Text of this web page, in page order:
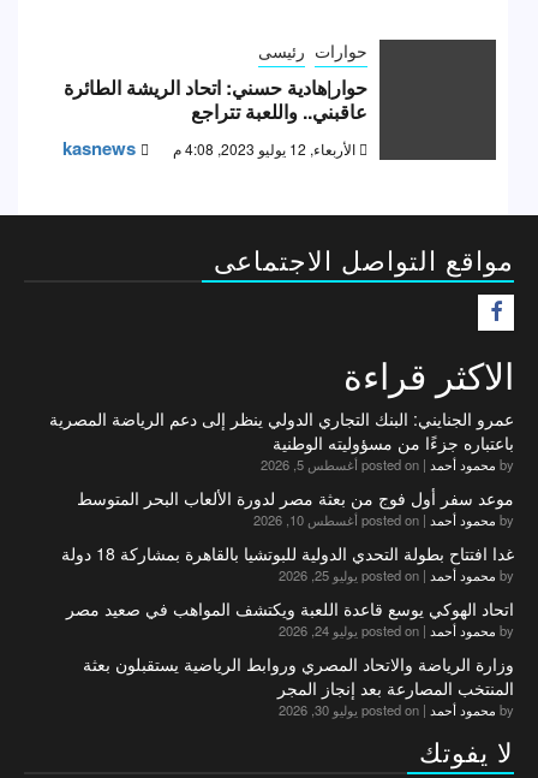
حوارات رئيسى
حوار|هادية حسني: اتحاد الريشة الطائرة
عاقبني.. واللعبة تتراجع
الأربعاء, 12 يوليو 2023, 4:08 م kasnews
مواقع التواصل الاجتماعى
الاكثر قراءة
عمرو الجنايني: البنك التجاري الدولي ينظر إلى دعم الرياضة المصرية
باعتباره جزءًا من مسؤوليته الوطنية
by محمود أحمد | posted on أغسطس 5, 2026
موعد سفر أول فوج من بعثة مصر لدورة الألعاب البحر المتوسط
by محمود أحمد | posted on أغسطس 10, 2026
غدا افتتاح بطولة التحدي الدولية للبوتشيا بالقاهرة بمشاركة 18 دولة
by محمود أحمد | posted on يوليو 25, 2026
اتحاد الهوكي يوسع قاعدة اللعبة ويكتشف المواهب في صعيد مصر
by محمود أحمد | posted on يوليو 24, 2026
وزارة الرياضة والاتحاد المصري وروابط الرياضية يستقبلون بعثة
المنتخب المصارعة بعد إنجاز المجر
by محمود أحمد | posted on يوليو 30, 2026
لا يفوتك